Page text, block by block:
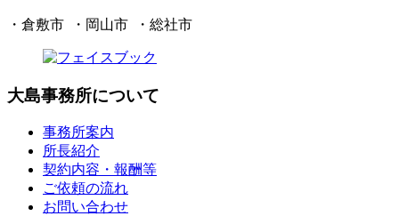
・倉敷市 ・岡山市 ・総社市
大島事務所について
事務所案内
所長紹介
契約内容・報酬等
ご依頼の流れ
お問い合わせ